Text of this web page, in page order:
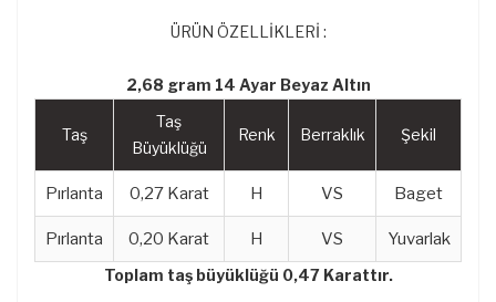
ÜRÜN ÖZELLİKLERİ :
2,68 gram 14 Ayar Beyaz Altın
Taş
Taş
Büyüklüğü
Renk Berraklık Şekil
Pırlanta 0,27 Karat H VS Baget
Pırlanta 0,20 Karat H VS Yuvarlak
Toplam taş büyüklüğü 0,47 Karattır.